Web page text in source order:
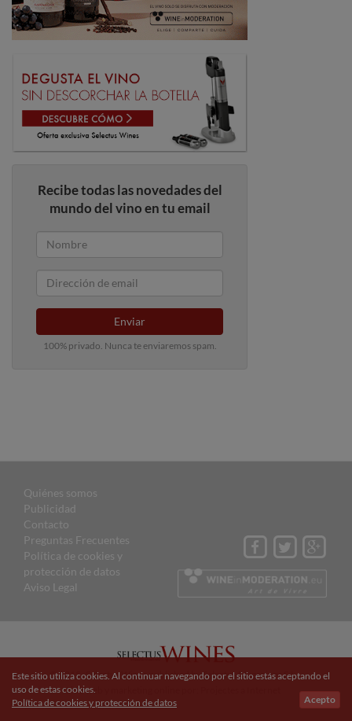
Recibe todas las novedades del
mundo del vino en tu email
Enviar
100% privado. Nunca te enviaremos spam.
Quiénes somos
Publicidad
Contacto
Preguntas Frecuentes
Política de cookies y
protección de datos
Aviso Legal
© 2015 Selectus Wines published by Selectus Magazines S.L.
Sitio web y marketing online por:
Este sitio utiliza cookies. Al continuar navegando por el sitio estás aceptando el
uso de estas cookies.
Acepto
Política de cookies y protección de datos